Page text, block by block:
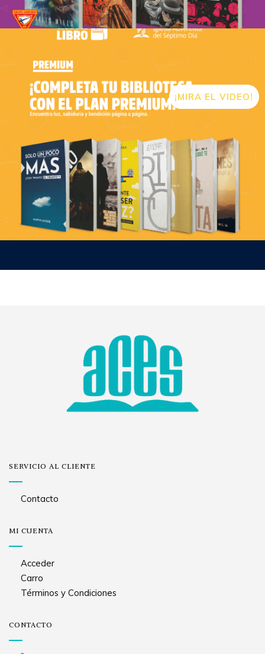
¡MIRA EL VIDEO!
SERVICIO AL CLIENTE
Contacto
MI CUENTA
Acceder
Carro
Términos y Condiciones
CONTACTO